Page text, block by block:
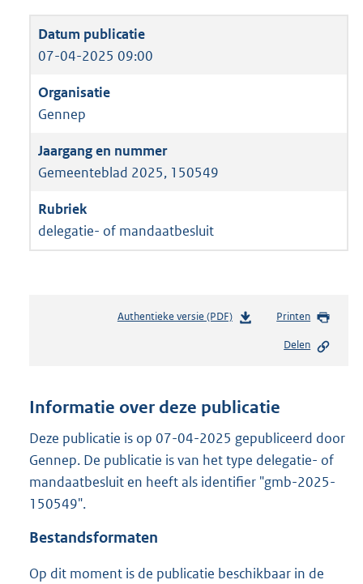
07-04-2025 09:00
Gennep
Gemeenteblad 2025, 150549
delegatie- of mandaatbesluit
Authentieke versie (PDF)b
n
s
r
o
:
Printen
Delen
Informatie over deze publicatie
Deze publicatie is op 07-04-2025 gepubliceerd door
Gennep. De publicatie is van het type delegatie- of
mandaatbesluit en heeft als identifier "gmb-2025-
150549".
Bestandsformaten
Op dit moment is de publicatie beschikbaar in de